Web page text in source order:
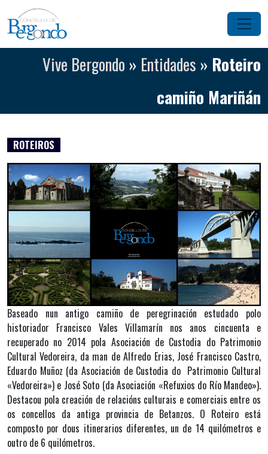
Saltar ao contido
Navegación principal
Vive Bergondo » Entidades » Roteiro
camiño Mariñán
ROTEIROS
Baseado nun antigo camiño de peregrinación estudado polo
historiador Francisco Vales Villamarín nos anos cincuenta e
recuperado no 2014 pola Asociación de Custodia do Patrimonio
Cultural Vedoreira, da man de Alfredo Erias, José Francisco Castro,
Eduardo Muñoz (da Asociación de Custodia do Patrimonio Cultural
«Vedoreira») e José Soto (da Asociación «Refuxios do Río Mandeo»).
Destacou pola creación de relacións culturais e comerciais entre os
os concellos da antiga provincia de Betanzos. O Roteiro está
composto por dous itinerarios diferentes, un de 14 quilómetros e
outro de 6 quilómetros.